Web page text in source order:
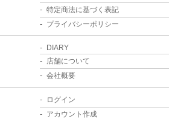
特定商法に基づく表記
プライバシーポリシー
DIARY
店舗について
会社概要
ログイン
アカウント作成